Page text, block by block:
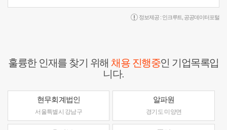
정보제공 : 인크루트 공공데이터포털
훌륭한 인재를 찾기 위해채용 진행중인 기업목록입
니다.
현무회계법인
서울특별시 강남구
알파원
경기도 미양면